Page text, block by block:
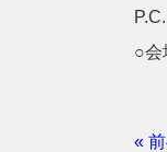
○会
«